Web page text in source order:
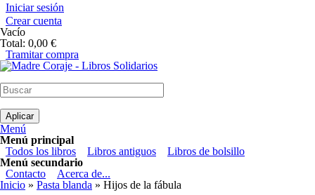
Pasar al contenido principal
Iniciar sesión
Crear cuenta
Vacío
Total: 0,00 €
Tramitar compra
Menú
Menú principal
Todos los libros
Libros antiguos
Libros de bolsillo
Menú secundario
Contacto
Acerca de...
Usted está aquí
Inicio » Pasta blanda » Hijos de la fábula